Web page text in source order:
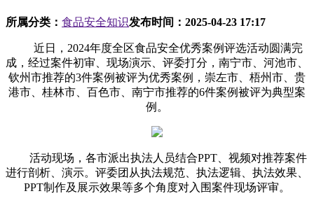
所属分类： 食品安全知识发布时间： 2025-04-23 17:17
近日，2024年度全区食品安全优秀案例评选活动圆满完
成，经过案件初审、现场演示、评委打分，南宁市、河池市、
钦州市推荐的3件案例被评为优秀案例，崇左市、梧州市、贵
港市、桂林市、百色市、南宁市推荐的6件案例被评为典型案
例。
活动现场，各市派出执法人员结合PPT、视频对推荐案件
进行剖析、演示。评委团从执法规范、执法逻辑、执法效果、
PPT制作及展示效果等多个角度对入围案件现场评审。